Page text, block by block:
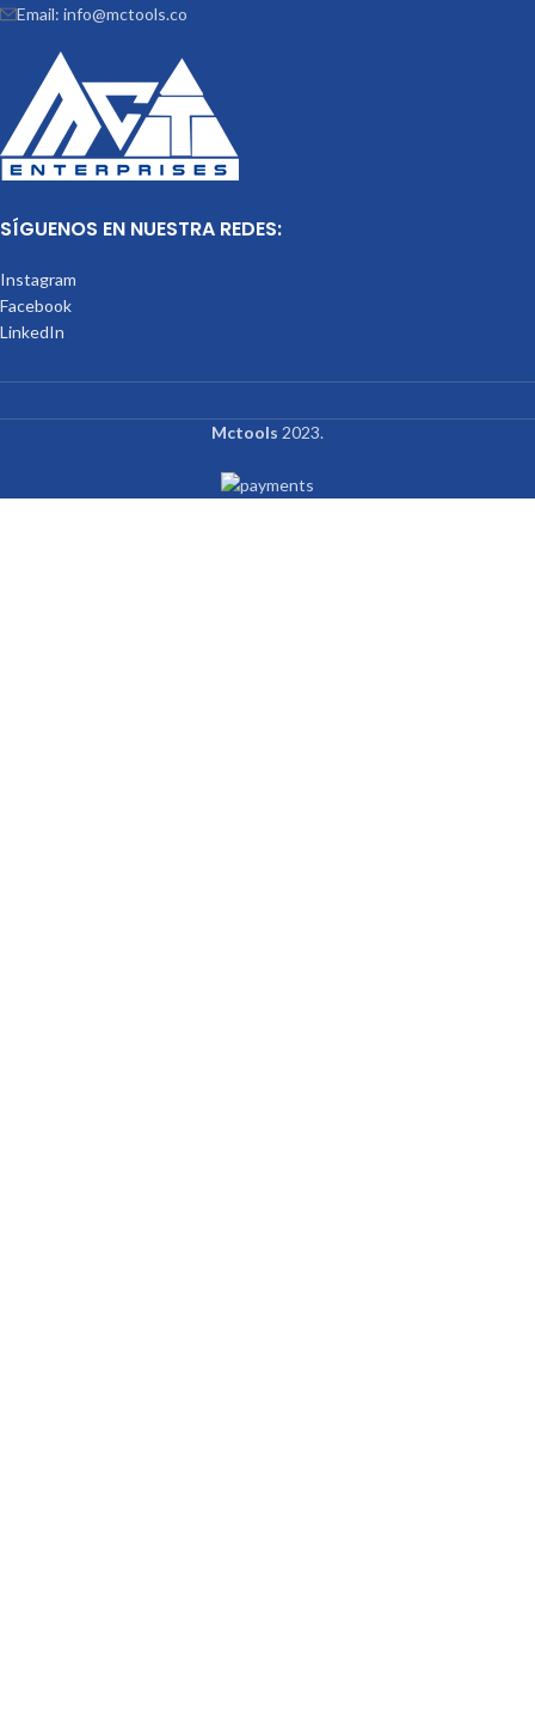
Email: info@mctools.co
SÍGUENOS EN NUESTRA REDES:
Instagram
Facebook
LinkedIn
Mctools 2023.